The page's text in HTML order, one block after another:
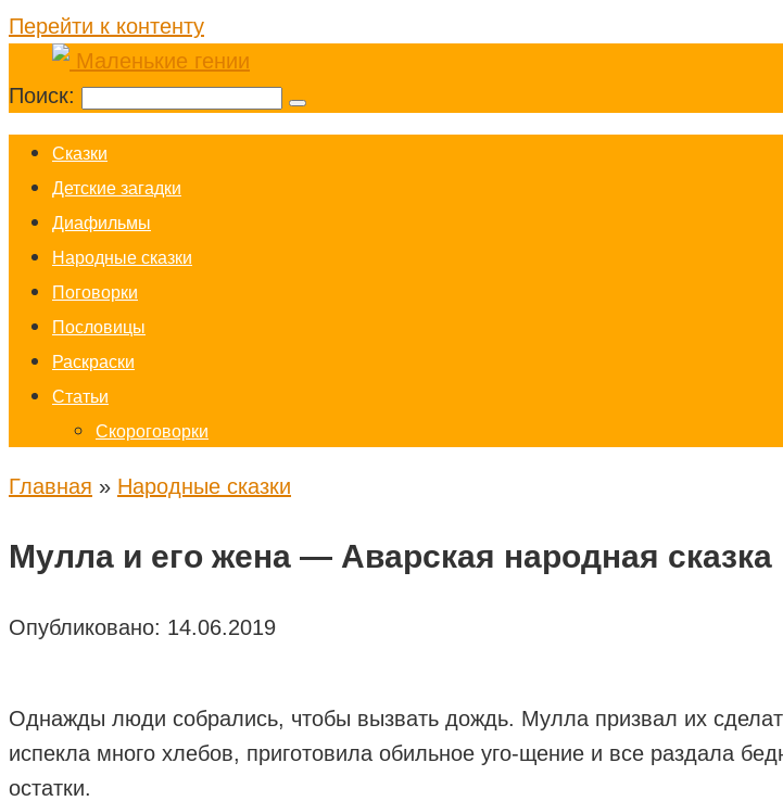
Перейти к контенту
Поиск:
Cказки
Детские загадки
Диафильмы
Народные сказки
Поговорки
Пословицы
Раскраски
Статьи
Скороговорки
Главная » Народные сказки
Мулла и его жена — Аварская народная сказка
Опубликовано: 14.06.2019
Однажды люди собрались, чтобы вызвать дождь. Мулла призвал их
испекла много хлебов, приготовила обильное уго-щение и все раздала
остатки.